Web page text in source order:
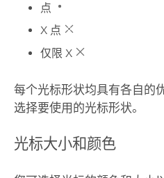
点
X 点
仅限 X
每个光标形状均具有各自的
选择要使用的光标形状。
光标大小和颜色